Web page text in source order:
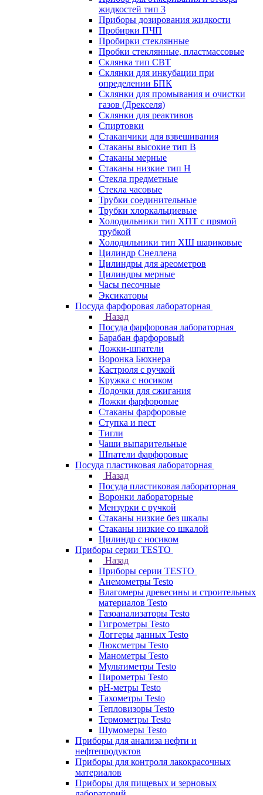
жидкостей тип 3
Приборы дозирования жидкости
Пробирки ПЧП
Пробирки стеклянные
Пробки стеклянные, пластмассовые
Склянка тип СВТ
Склянки для инкубации при
определении БПК
Склянки для промывания и очистки
газов (Дрекселя)
Склянки для реактивов
Спиртовки
Стаканчики для взвешивания
Стаканы высокие тип В
Стаканы мерные
Стаканы низкие тип Н
Стекла предметные
Стекла часовые
Трубки соединительные
Трубки хлоркальциевые
Холодильники тип ХПТ с прямой
трубкой
Холодильники тип ХШ шариковые
Цилиндр Снеллена
Цилиндры для ареометров
Цилиндры мерные
Часы песочные
Эксикаторы
Посуда фарфоровая лабораторная
Назад
Посуда фарфоровая лабораторная
Барабан фарфоровый
Ложки-шпатели
Воронка Бюхнера
Кастрюля с ручкой
Кружка с носиком
Лодочки для сжигания
Ложки фарфоровые
Стаканы фарфоровые
Ступка и пест
Тигли
Чаши выпарительные
Шпатели фарфоровые
Посуда пластиковая лабораторная
Назад
Посуда пластиковая лабораторная
Воронки лабораторные
Мензурки с ручкой
Стаканы низкие без шкалы
Стаканы низкие со шкалой
Цилиндр с носиком
Приборы серии TESTO
Назад
Приборы серии TESTO
Анемометры Testo
Влагомеры древесины и строительных
материалов Testo
Газоанализаторы Testo
Гигрометры Testo
Логгеры данных Testo
Люксметры Testo
Манометры Testo
Мультиметры Testo
Пирометры Testo
pH-метры Testo
Тахометры Testo
Тепловизоры Testo
Термометры Testo
Шумомеры Testo
Приборы для анализа нефти и
нефтепродуктов
Приборы для контроля лакокрасочных
материалов
Приборы для пищевых и зерновых